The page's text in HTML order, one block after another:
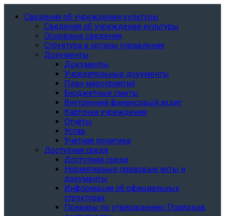
Сведения об учреждении культуры
Сведения об учреждении культуры
Основные сведения
Структура и органы управления
Документы
Документы
Учредительные документы
План мероприятий
Бюджетные сметы
Внутренний финансовый аудит
Карточка учреждения
Отчёты
Устав
Учетная политика
Доступная среда
Доступная среда
Нормативные правовые акты и
документы
Информация об официальных
структурах
Приказы по утверждению Порядков